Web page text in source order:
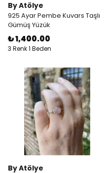
By Atölye
925 Ayar Pembe Kuvars Taşlı
Gümüş Yüzük
₺ 1,400.00
3 Renk 1 Beden
By Atölye